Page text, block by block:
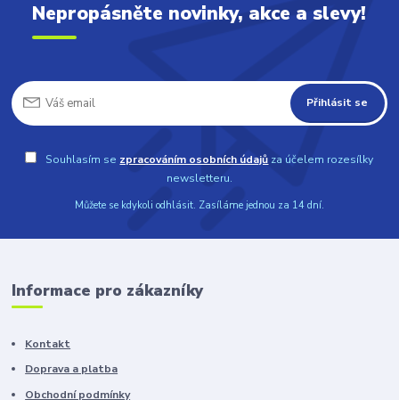
Nepropásněte novinky, akce a slevy!
Přihlásit se
Souhlasím se zpracováním osobních údajů za účelem rozesílky
newsletteru.
Můžete se kdykoli odhlásit. Zasíláme jednou za 14 dní.
Informace pro zákazníky
Kontakt
Doprava a platba
Obchodní podmínky